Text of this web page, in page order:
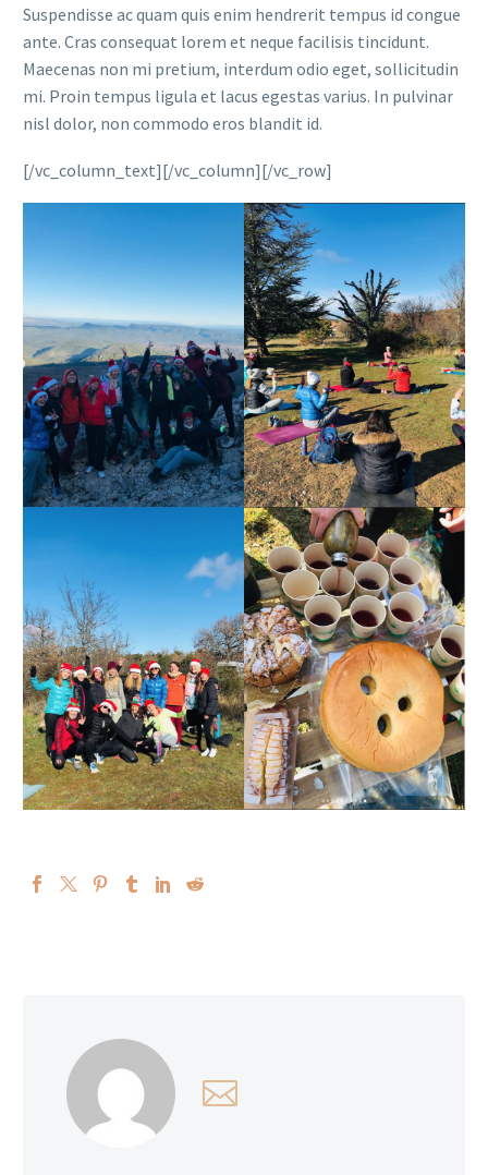
Suspendisse ac quam quis enim hendrerit tempus id congue
ante. Cras consequat lorem et neque facilisis tincidunt.
Maecenas non mi pretium, interdum odio eget, sollicitudin
mi. Proin tempus ligula et lacus egestas varius. In pulvinar
nisl dolor, non commodo eros blandit id.
[/vc_column_text][/vc_column][/vc_row]